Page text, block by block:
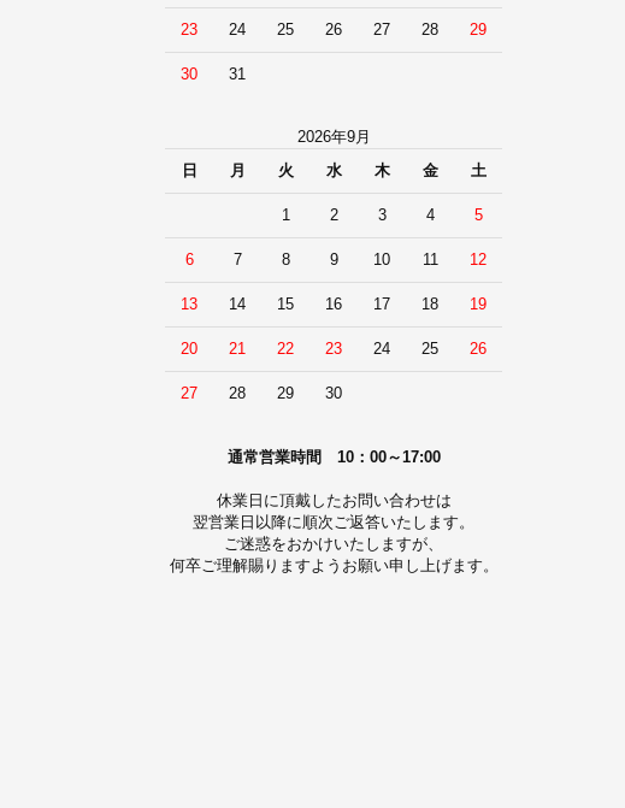
23 24 25 26 27 28 29
30 31
2026年9月
日
月 火 水 木 金 土
1 2 3 4 5
6 7 8 9 10 11 12
13 14 15 16 17 18 19
20 21 22 23 24 25 26
27 28 29 30
通常営業時間 10：00～17:00
休業日に頂戴したお問い合わせは
翌営業日以降に順次ご返答いたします。
ご迷惑をおかけいたしますが、
何卒ご理解賜りますようお願い申し上げます。